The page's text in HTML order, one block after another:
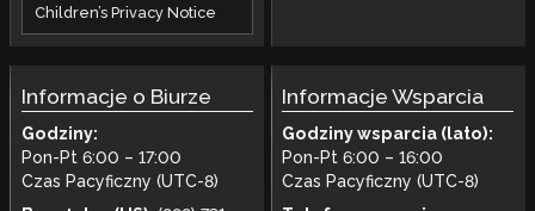
Children’s Privacy Notice
Informacje o Biurze
Godziny:
Pon-Pt 6:00 – 17:00
Czas Pacyficzny (UTC-8)
Informacje Wsparcia
Godziny wsparcia (lato):
Pon-Pt 6:00 – 16:00
Czas Pacyficzny (UTC-8)